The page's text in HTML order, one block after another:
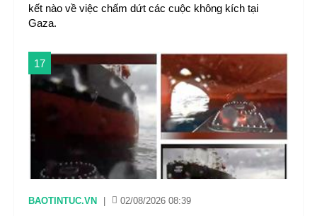
kết nào về việc chấm dứt các cuộc không kích tại
Gaza.
17
BAOTINTUC.VN 02/08/2026 08:39